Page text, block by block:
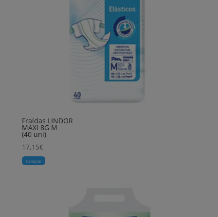
Fraldas LINDOR
MAXI 8G M
(40 uni)
17,15€
Comprar